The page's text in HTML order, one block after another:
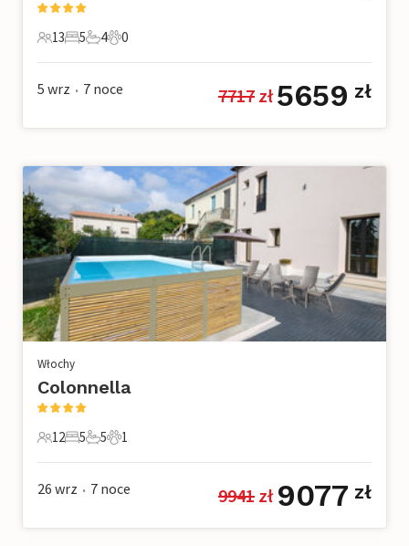
13 Goście
13
5 Sypialnie
5
4 Łazienki
4
0 Zwierzęta domowe
0
5 wrz • 7 noce 7717 zł 5659 zł
Włochy
Colonnella
12 Goście
12
5 Sypialnie
5
5 Łazienki
5
1 Zwierzę domowe
1
26 wrz • 7 noce 9941 zł 9077 zł